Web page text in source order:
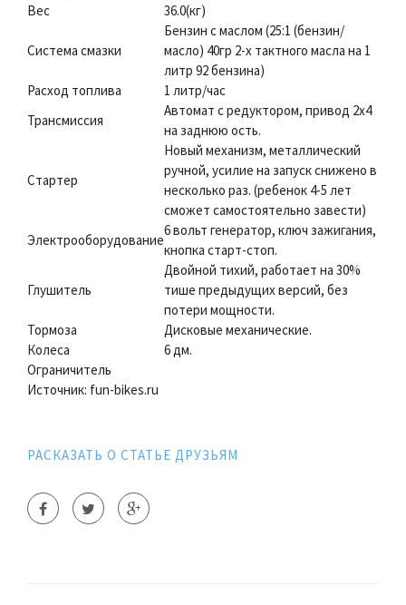
Вес
36.0(кг)
Система смазки
Бензин с маслом (25:1 (бензин/
масло) 40гр 2-х тактного масла на 1
литр 92 бензина)
Расход топлива
1 литр/час
Трансмиссия
Автомат с редуктором, привод 2х4
на заднюю ость.
Стартер
Новый механизм, металлический
ручной, усилие на запуск снижено в
несколько раз. (ребенок 4-5 лет
сможет самостоятельно завести)
Электрооборудование
6 вольт генератор, ключ зажигания,
кнопка старт-стоп.
Глушитель
Двойной тихий, работает на 30%
тише предыдущих версий, без
потери мощности.
Тормоза
Дисковые механические.
Колеса
6 дм.
Ограничитель
Источник: fun-bikes.ru
РАСКАЗАТЬ О СТАТЬЕ ДРУЗЬЯМ